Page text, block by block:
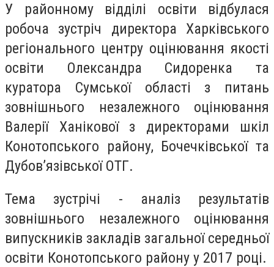
У районному відділі освіти відбулася
робоча зустріч директора Харківського
регіонального центру оцінювання якості
освіти Олександра Сидоренка та
куратора Сумської області з питань
зовнішнього незалежного оцінювання
Валерії Ханікової з директорами шкіл
Конотопського району, Бочечківської та
Дубов’язівської ОТГ.
Тема зустрічі - аналіз результатів
зовнішнього незалежного оцінювання
випускників закладів загальної середньої
освіти Конотопського району у 2017 році.